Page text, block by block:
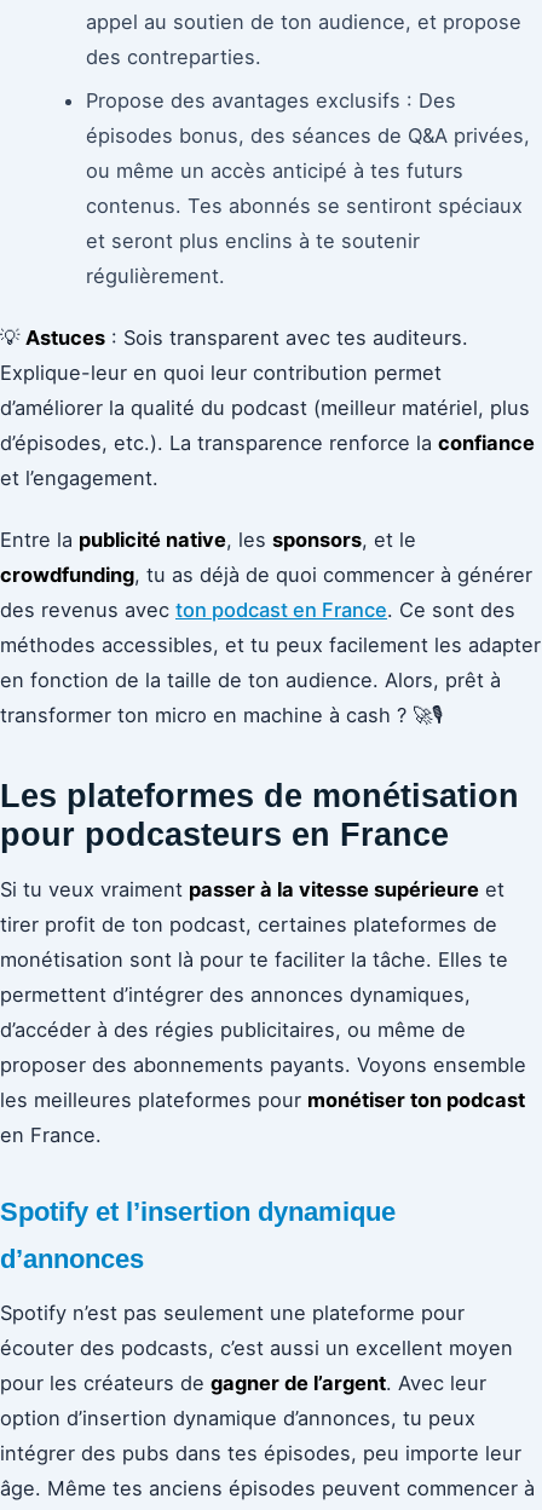
appel au soutien de ton audience, et propose
des contreparties.
Propose des avantages exclusifs : Des
épisodes bonus, des séances de Q&A privées,
ou même un accès anticipé à tes futurs
contenus. Tes abonnés se sentiront spéciaux
et seront plus enclins à te soutenir
régulièrement.
💡 Astuces : Sois transparent avec tes auditeurs.
Explique-leur en quoi leur contribution permet
d’améliorer la qualité du podcast (meilleur matériel, plus
d’épisodes, etc.). La transparence renforce la confiance
et l’engagement.
Entre la publicité native, les sponsors, et le
crowdfunding, tu as déjà de quoi commencer à générer
des revenus avec ton podcast en France. Ce sont des
méthodes accessibles, et tu peux facilement les adapter
en fonction de la taille de ton audience. Alors, prêt à
transformer ton micro en machine à cash ? 🚀🎙️
Les plateformes de monétisation
pour podcasteurs en France
Si tu veux vraiment passer à la vitesse supérieure et
tirer profit de ton podcast, certaines plateformes de
monétisation sont là pour te faciliter la tâche. Elles te
permettent d’intégrer des annonces dynamiques,
d’accéder à des régies publicitaires, ou même de
proposer des abonnements payants. Voyons ensemble
les meilleures plateformes pour monétiser ton podcast
en France.
Spotify et l’insertion dynamique
d’annonces
Spotify n’est pas seulement une plateforme pour
écouter des podcasts, c’est aussi un excellent moyen
pour les créateurs de gagner de l’argent. Avec leur
option d’insertion dynamique d’annonces, tu peux
intégrer des pubs dans tes épisodes, peu importe leur
âge. Même tes anciens épisodes peuvent commencer à